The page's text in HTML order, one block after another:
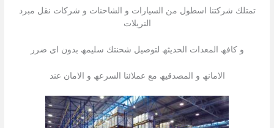
تمتلك شركتنا اسطول من السیارات و الشاحنات و شركات نقل مبرد
التریلات
و كافھ المعدات الحدیثھ لتوصیل شحنتك سلیمھ بدون اى ضرر
الامانھ و المصدقیھ مع عملائنا السرعھ و الامان عند